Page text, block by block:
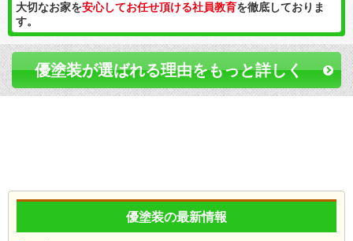
大切なお家を安心してお任せ頂ける社員教育を徹底しておりま
す。
優塗装が選ばれる理由をもっと詳しく
優塗装の最新情報